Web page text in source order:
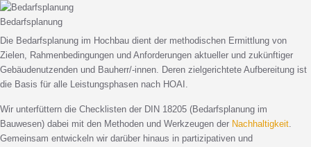
Die Bedarfsplanung im Hochbau dient der methodischen Ermittlung von
Zielen, Rahmenbedingungen und Anforderungen aktueller und zukünftiger
Gebäudenutzenden und Bauherr/-innen. Deren zielgerichtete Aufbereitung ist
die Basis für alle Leistungsphasen nach HOAI.
Wir unterfüttern die Checklisten der DIN 18205 (Bedarfsplanung im
Bauwesen) dabei mit den Methoden und Werkzeugen der Nachhaltigkeit.
Gemeinsam entwickeln wir darüber hinaus in partizipativen und